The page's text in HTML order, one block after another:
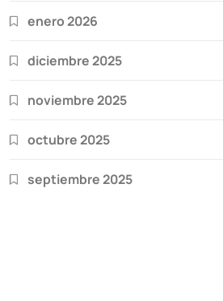
enero 2026
diciembre 2025
noviembre 2025
octubre 2025
septiembre 2025